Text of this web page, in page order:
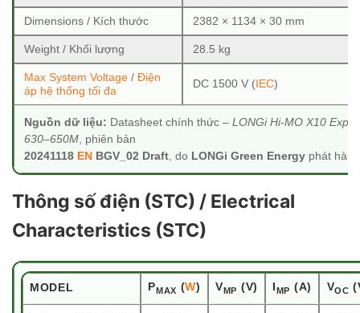
Dimensions / Kích thước 2382 × 1134 × 30 mm
Weight / Khối lượng 28.5 kg
Max System Voltage / Điện
áp hệ thống tối đa
DC 1500 V (IEC)
Nguồn dữ liệu: Datasheet chính thức – LONGi Hi-MO X10
630–650M , phiên bản
20241118 EN BGV_02 Draft , do LONGi Green Energy phát
Thông số điện (STC) / Electrical
Characteristics (STC)
MODEL PMAX (W) VMP (V) MP (A) VOC